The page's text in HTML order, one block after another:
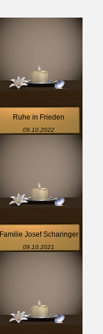
Ruhe in Frieden
09.10.2022
Familie Josef Scharinger
09.10.2021